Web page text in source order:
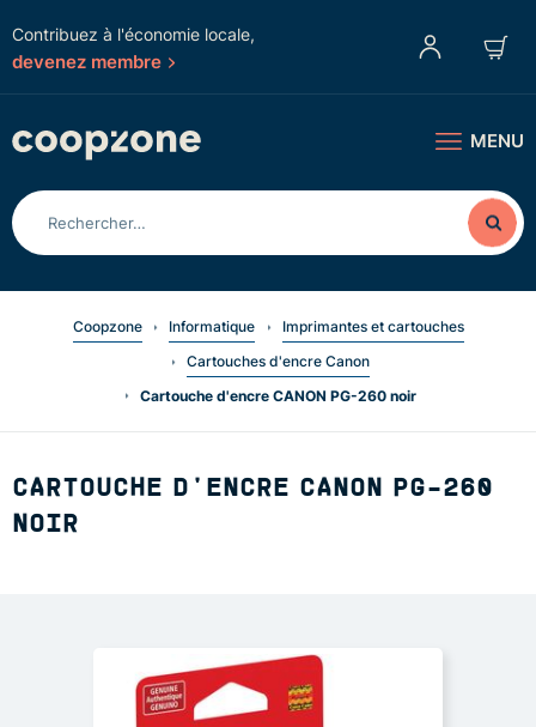
Contribuez à l'économie locale,
devenez membre
MENU
Coopzone Informatique
Imprimantes et cartouches
Cartouches d'encre Canon
Cartouche d'encre CANON PG-260 noir
CARTOUCHE D'ENCRE CANON PG-260
NOIR